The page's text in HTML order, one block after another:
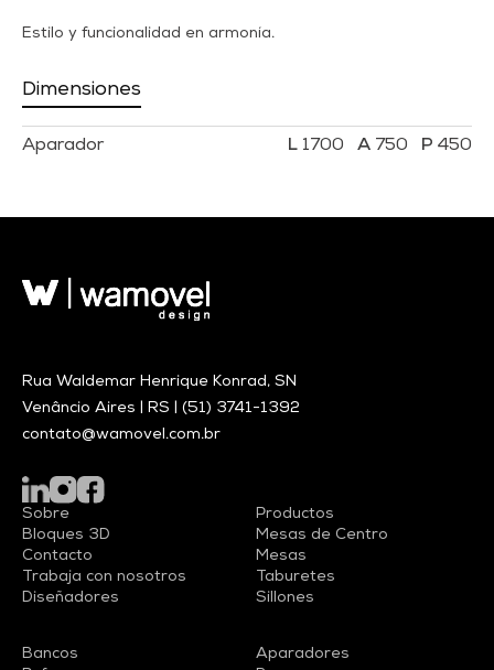
Estilo y funcionalidad en armonía.
Dimensiones
Aparador 1700 750 450
Rua Waldemar Henrique Konrad, SN
Venâncio Aires | RS | (51) 3741-1392
contato@wamovel.com.br
Sobre
Bloques 3D
Contacto
Trabaja con nosotros
Diseñadores
Productos
Mesas de Centro
Mesas
Taburetes
Sillones
Bancos
Aparadores